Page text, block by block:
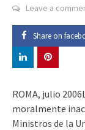
Leave a
Share on
ROMA, julio
moralmente
Ministros de la